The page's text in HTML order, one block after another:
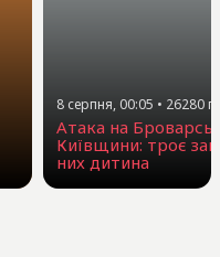
8 серпня, 00:05 • 26280
Атака на
Київщини: троє
них дитина